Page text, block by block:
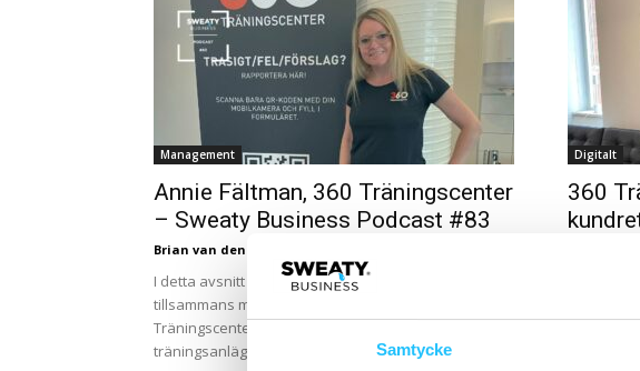
Samtycke
Management
Annie Fältman, 360 Träningscenter
– Sweaty Business Podcast #83
Brian van den Brink
I detta avsnitt träffar vi Annie Fältman, som
tillsammans med Patrik Nygren äger och driver 360
Träningscenter i Skellefteå som består utav fyra
träningsanläggningar,...
Digitalt
360